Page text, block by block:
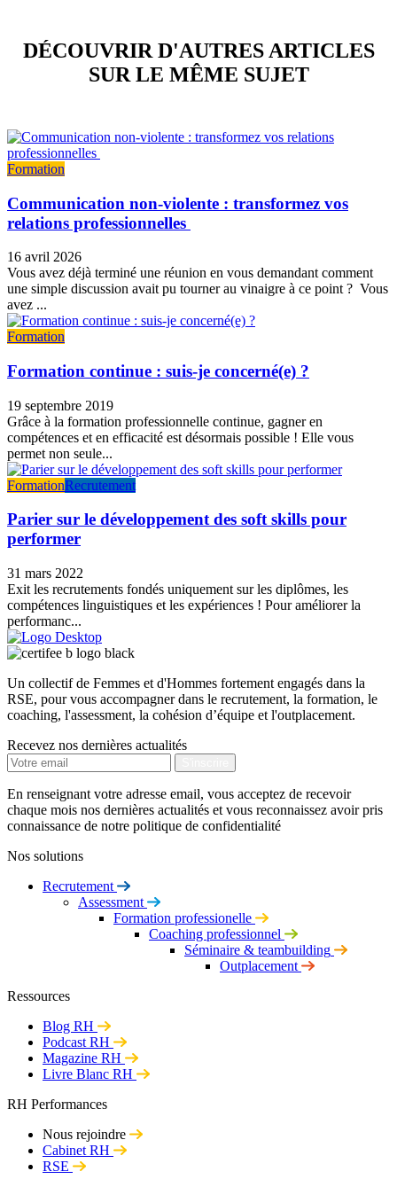
DÉCOUVRIR D'AUTRES ARTICLES
SUR LE MÊME SUJET
Formation
Communication non-violente : transformez vos
relations professionnelles
16 avril 2026
Vous avez déjà terminé une réunion en vous demandant comment
une simple discussion avait pu tourner au vinaigre à ce point ? Vous
avez ...
Formation
Formation continue : suis-je concerné(e) ?
19 septembre 2019
Grâce à la formation professionnelle continue, gagner en
compétences et en efficacité est désormais possible ! Elle vous
permet non seule...
FormationRecrutement
Parier sur le développement des soft skills pour
performer
31 mars 2022
Exit les recrutements fondés uniquement sur les diplômes, les
compétences linguistiques et les expériences ! Pour améliorer la
performanc...
Un collectif de Femmes et d'Hommes fortement engagés dans la
RSE, pour vous accompagner dans le recrutement, la formation, le
coaching, l'assessment, la cohésion d’équipe et l'outplacement.
Recevez nos dernières actualités
En renseignant votre adresse email, vous acceptez de recevoir
chaque mois nos dernières actualités et vous reconnaissez avoir pris
connaissance de notre politique de confidentialité
Nos solutions
Recrutement
Assessment
Formation professionelle
Coaching professionnel
Séminaire & teambuilding
Outplacement
Ressources
Blog RH
Podcast RH
Magazine RH
Livre Blanc RH
RH Performances
Nous rejoindre
Cabinet RH
RSE